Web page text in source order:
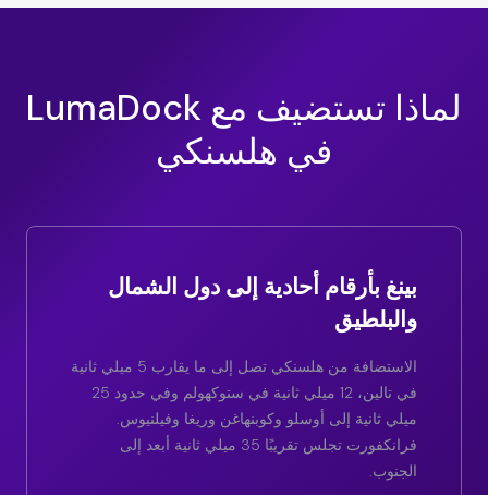
لماذا تستضيف مع LumaDock
في هلسنكي
بينغ بأرقام أحادية إلى دول الشمال
والبلطيق
الاستضافة من هلسنكي تصل إلى ما يقارب 5 ميلي ثانية
في تالين، 12 ميلي ثانية في ستوكهولم وفي حدود 25
ميلي ثانية إلى أوسلو وكوبنهاغن وريغا وفيلنيوس.
فرانكفورت تجلس تقريبًا 35 ميلي ثانية أبعد إلى
الجنوب.